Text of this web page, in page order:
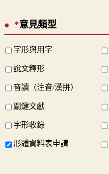
*意見類型
字形與用字
說文釋形
音讀（注音/漢拼）
關鍵文獻
字形收錄
形體資料表申請